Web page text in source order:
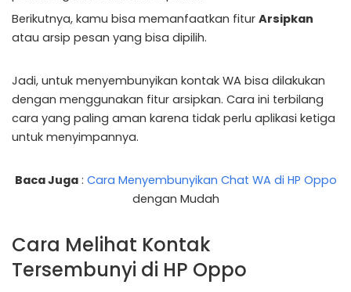
Berikutnya, kamu bisa memanfaatkan fitur Arsipkan
atau arsip pesan yang bisa dipilih.
Jadi, untuk menyembunyikan kontak WA bisa dilakukan
dengan menggunakan fitur arsipkan. Cara ini terbilang
cara yang paling aman karena tidak perlu aplikasi ketiga
untuk menyimpannya.
Baca Juga: Cara Menyembunyikan Chat WA di HP Oppo
dengan Mudah
Cara Melihat Kontak
Tersembunyi di HP Oppo